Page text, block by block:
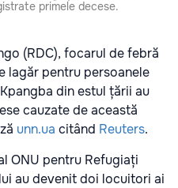
primele decese.
(RDC), focarul de febră
lagăr pentru persoanele
din estul țării au
cauzate de această
unn.ua citând Reuters.
ONU pentru Refugiați
au devenit doi locuitori ai